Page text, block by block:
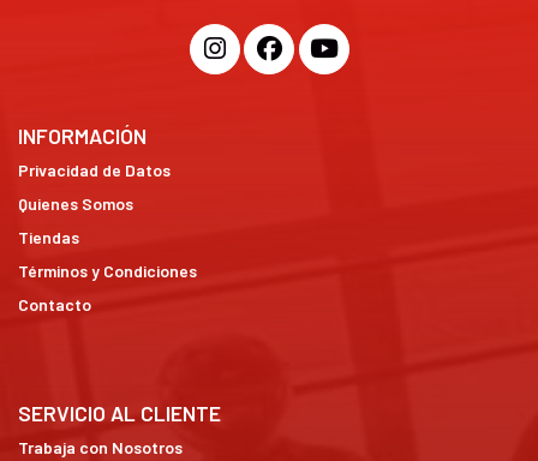
INFORMACIÓN
Privacidad de Datos
Quienes Somos
Tiendas
Términos y Condiciones
Contacto
SERVICIO AL CLIENTE
Trabaja con Nosotros